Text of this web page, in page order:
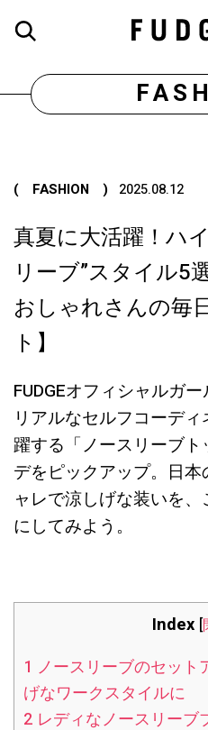
( FASHION ) 2025.08.12
真夏に大活躍！ハ
リーブ”スタイル5
おしゃれさんの毎
ト】
FUDGEオフィシャルガ
リアルなセルフコーデ
躍する「ノースリーブ
デをピックアップ。日
ャレで涼しげな装いを
にしてみよう。
Index [
1 ノースリーブのセット
げなワークスタイルに
2レディなノースリーブ